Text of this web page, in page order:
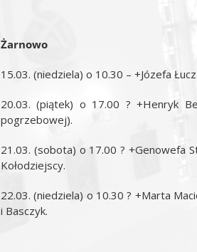
Żarnowo
15.03. (niedziela) o 10.30 – +Józefa
20.03. (piątek) o 17.00 ? +Henryk
pogrzebowej).
21.03. (sobota) o 17.00 ? +Genowefa
Kołodziejscy.
22.03. (niedziela) o 10.30 ? +Marta
i Basczyk.